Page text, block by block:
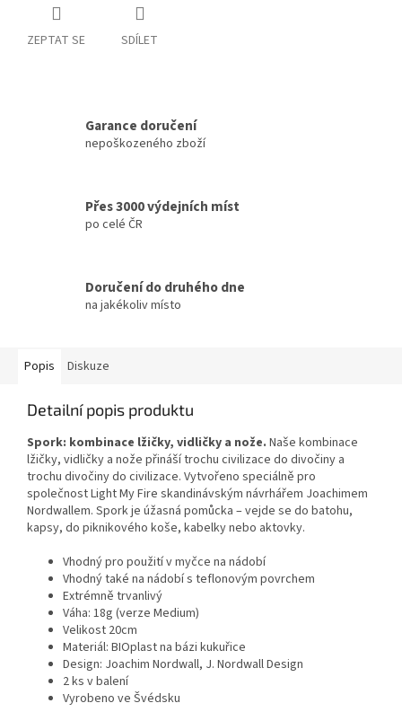
ZEPTAT SE SDÍLET
Garance doručení
nepoškozeného zboží
Přes 3000 výdejních míst
po celé ČR
Doručení do druhého dne
na jakékoliv místo
Popis Diskuze
Detailní popis produktu
Spork: kombinace lžičky, vidličky a nože. Naše kombinace
lžičky, vidličky a nože přináší trochu civilizace do divočiny a
trochu divočiny do civilizace. Vytvořeno speciálně pro
společnost Light My Fire skandinávským návrhářem Joachimem
Nordwallem. Spork je úžasná pomůcka – vejde se do batohu,
kapsy, do piknikového koše, kabelky nebo aktovky.
Vhodný pro použití v myčce na nádobí
Vhodný také na nádobí s teflonovým povrchem
Extrémně trvanlivý
Váha: 18g (verze Medium)
Velikost 20cm
Materiál: BIOplast na bázi kukuřice
Design: Joachim Nordwall, J. Nordwall Design
2 ks v balení
Vyrobeno ve Švédsku